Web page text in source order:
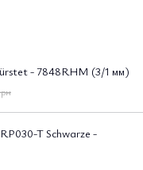
- 7848RHM (3/1 мм)